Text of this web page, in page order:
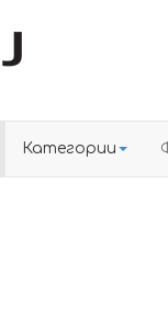
Категории